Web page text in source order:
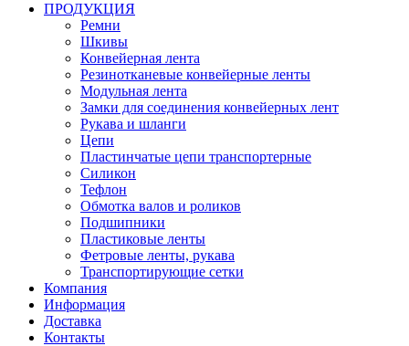
ПРОДУКЦИЯ
Ремни
Шкивы
Конвейерная лента
Резинотканевые конвейерные ленты
Модульная лента
Замки для соединения конвейерных лент
Рукава и шланги
Цепи
Пластинчатые цепи транспортерные
Силикон
Тефлон
Обмотка валов и роликов
Подшипники
Пластиковые ленты
Фетровые ленты, рукава
Транспортирующие сетки
Компания
Информация
Доставка
Контакты